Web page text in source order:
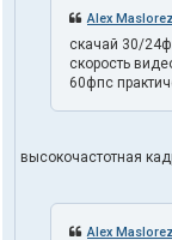
Alex Maslorez
скачай 30/
скорость
60фпс
высокочастотная
Alex Maslorez